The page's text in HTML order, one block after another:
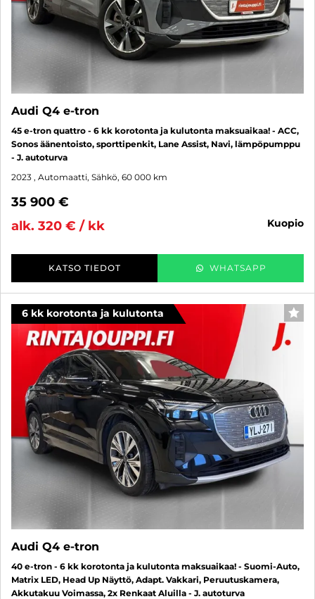
Audi Q4 e-tron
45 e-tron quattro - 6 kk korotonta ja kulutonta maksuaikaa! - ACC,
Sonos äänentoisto, sporttipenkit, Lane Assist, Navi, lämpöpumppu
- J. autoturva
2023 , Automaatti, Sähkö, 60 000 km
35 900 €
alk. 320 € / kk
kuopio
KATSO TIEDOT WHATSAPP
6 kk korotonta ja kulutonta
Audi Q4 e-tron
40 e-tron - 6 kk korotonta ja kulutonta maksuaikaa! - Suomi-Auto,
Matrix LED, Head Up Näyttö, Adapt. Vakkari, Peruutuskamera,
Akkutakuu Voimassa, 2x Renkaat Aluilla - J. autoturva